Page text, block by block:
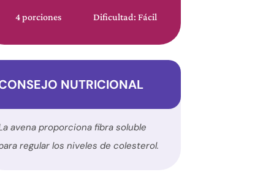
4 porciones Dificultad: Fácil
NUTRICIONAL
avena proporciona fibra soluble
regular los niveles de colesterol.